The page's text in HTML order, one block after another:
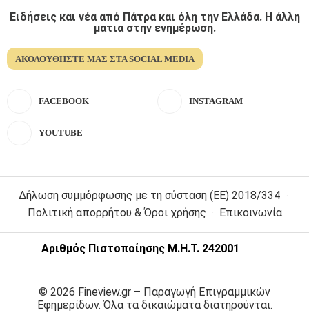
Ειδήσεις και νέα από Πάτρα και όλη την Ελλάδα. Η άλλη
ματια στην ενημέρωση.
ΑΚΟΛΟΥΘΉΣΤΕ ΜΑΣ ΣΤΑ SOCIAL MEDIA
FACEBOOK INSTAGRAM
YOUTUBE
Δήλωση συμμόρφωσης με τη σύσταση (ΕΕ) 2018/334
Πολιτική απορρήτου & Όροι χρήσης
Επικοινωνία
Αριθμός Πιστοποίησης Μ.Η.Τ. 242001
© 2026 Fineview.gr – Παραγωγή Επιγραμμικών
Εφημερίδων. Όλα τα δικαιώματα διατηρούνται.